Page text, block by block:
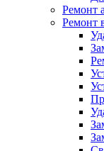
Ремонт
Ремонт